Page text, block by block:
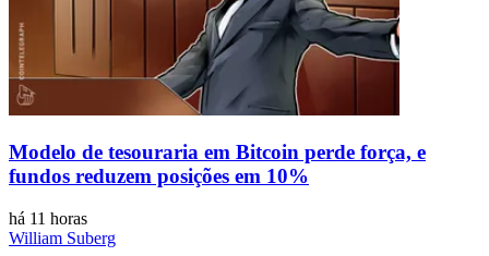
Modelo de tesouraria em Bitcoin perde força, e
fundos reduzem posições em 10%
há 11 horas
William Suberg